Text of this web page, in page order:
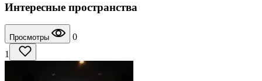
Интересные пространства
Просмотры
0
1